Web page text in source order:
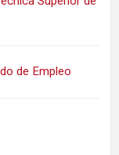
de Empleo